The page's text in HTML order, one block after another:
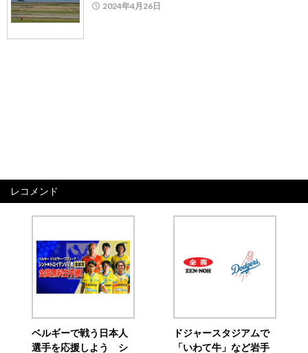
2024年4月26日
レコメンド
ベルギーで戦う日本人
選手を応援しよう シ
ドジャースタジアムで
「いわて牛」など岩手